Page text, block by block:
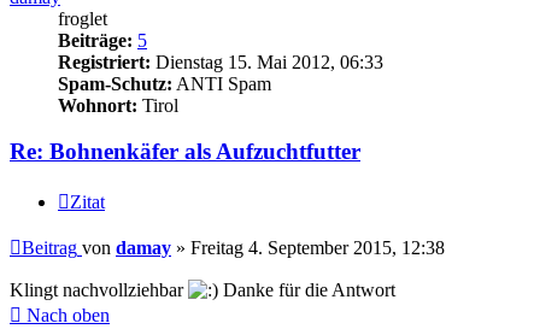
froglet
Beiträge: 5
Registriert: Dienstag 15. Mai 2012, 06:33
Spam-Schutz: ANTI Spam
Wohnort: Tirol
Re: Bohnenkäfer als Aufzuchtfutter
Zitat
Beitrag von damay » Freitag 4. September 2015, 12:38
Klingt nachvollziehbar
Danke für die Antwort
Nach oben